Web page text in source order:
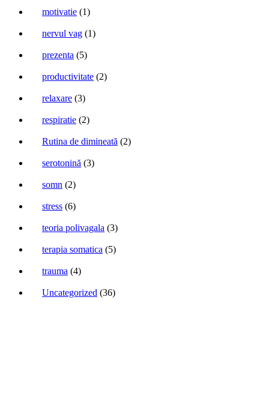
motivatie (1)
nervul vag (1)
prezenta (5)
productivitate (2)
relaxare (3)
respiratie (2)
Rutina de dimineată (2)
serotonină (3)
somn (2)
stress (6)
teoria polivagala (3)
terapia somatica (5)
trauma (4)
Uncategorized (36)